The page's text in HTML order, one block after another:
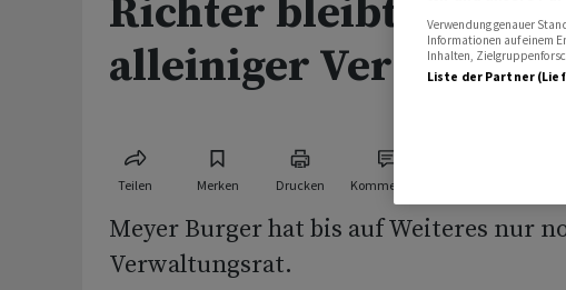
Richter bleibt vorerst
alleiniger
Teilen Merken Drucken Kommentare
Meyer Burger hat bis auf Weiteres nur
Verwaltungsrat.
Verwendung genauer
Informationen auf einem
Inhalten,
Liste der Partner